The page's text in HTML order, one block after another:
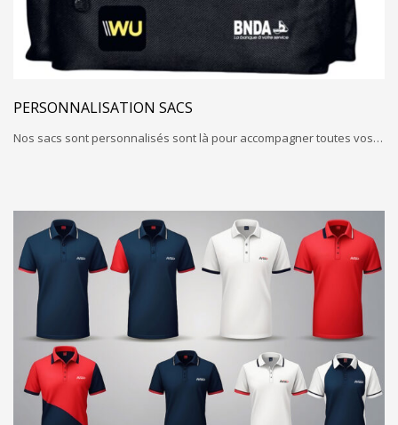
PERSONNALISATION SACS
Nos sacs sont personnalisés sont là pour accompagner toutes vos…